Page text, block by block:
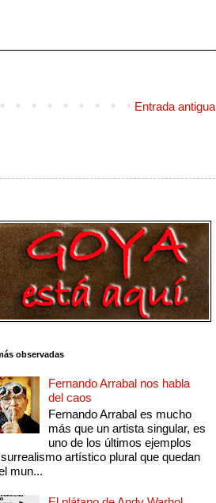
Entrada antigua
observadas
Fernando Arrabal nos habla
del caos
Fernando Arrabal es mucho
más que un artista singular, es
uno de los últimos ejemplos
artístico plural que quedan
mun...